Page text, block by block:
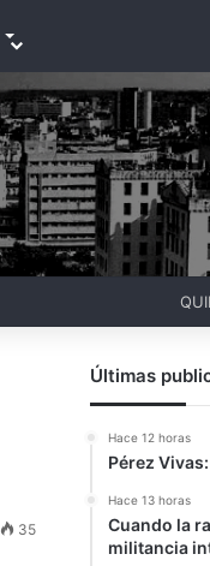
35
Últimas
Hace 12 horas
Pérez
Hace 13 horas
Cuando la
militancia